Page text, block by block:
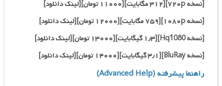
[نسخه ۷۲۰p][۳۱۲ مگابایت][۱۱۰۰۰ تومان][لینک دانلود]
[نسخه ۱۰۸۰p][۷۵۹ مگابایت][۱۲۰۰۰ تومان][لینک دانلود]
[نسخه Hq1080
][۱٫۳ گیگابایت][۱۳۰۰۰ تومان][لینک دانلود]
[نسخه BluRay][۳٫۱ گیگابایت][۱۴۰۰۰ تومان][لینک دانلود]
راهنما پیشرفته (Advanced Help)